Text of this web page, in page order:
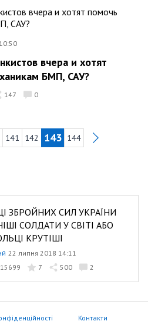
вчера и хотят
БМП, САУ?
147 0
141 142 143 144
ЗБРОЙНИХ СИЛ УКРАЇНИ
СОЛДАТИ У СВІТІ АБО
КРУТІШІ
22 липня 2018 14:11
15699 7 500 2
Контакти